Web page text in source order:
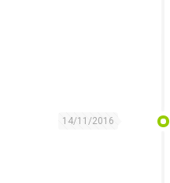
14/11/2016